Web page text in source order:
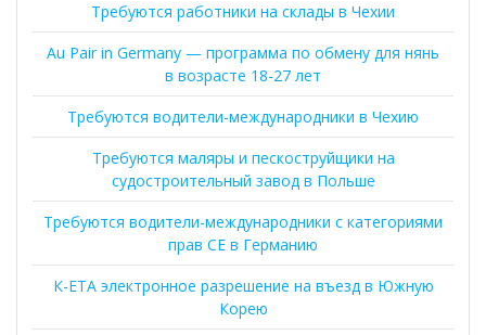
Требуются работники на склады в Чехии
Au Pair in Germany — программа по обмену для нянь
в возрасте 18-27 лет
Требуются водители-международники в Чехию
Требуются маляры и пескоструйщики на
судостроительный завод в Польше
Требуются водители-международники с категориями
прав CE в Германию
К-ЕТА электронное разрешение на въезд в Южную
Корею